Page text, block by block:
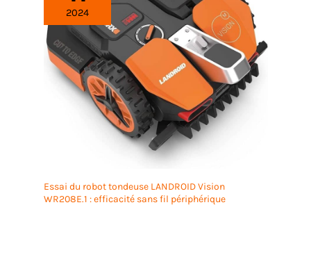
2024
Essai du robot tondeuse LANDROID Vision
WR208E.1 : efficacité sans fil périphérique